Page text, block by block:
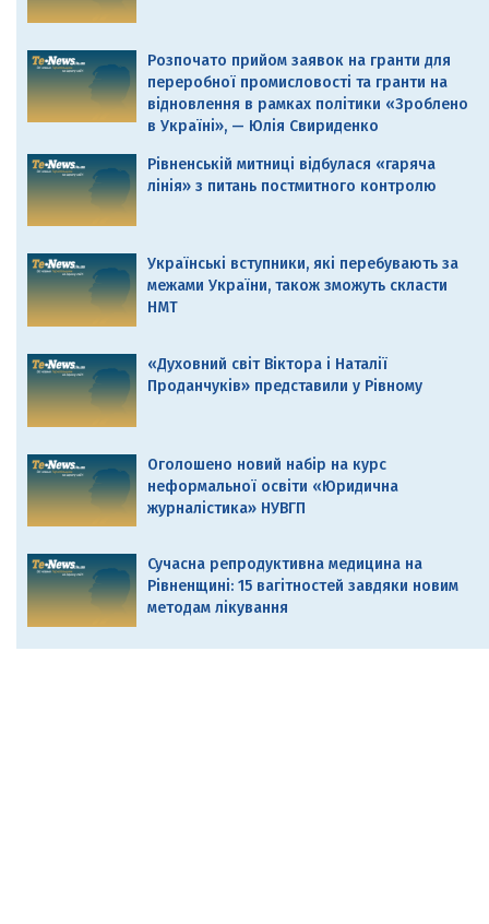
Розпочато прийом заявок на гранти для
переробної промисловості та гранти на
відновлення в рамках політики «Зроблено
в Україні», — Юлія Свириденко
Рівненській митниці відбулася «гаряча
лінія» з питань постмитного контролю
Українські вступники, які перебувають за
межами України, також зможуть скласти
НМТ
«Духовний світ Віктора і Наталії
Проданчуків» представили у Рівному
Оголошено новий набір на курс
неформальної освіти «Юридична
журналістика» НУВГП
Сучасна репродуктивна медицина на
Рівненщині: 15 вагітностей завдяки новим
методам лікування